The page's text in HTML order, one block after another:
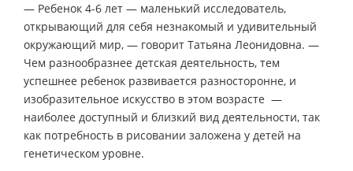
— Ребенок 4-6 лет — маленький исследователь,
открывающий для себя незнакомый и удивительный
окружающий мир, — говорит Татьяна Леонидовна. —
Чем разнообразнее детская деятельность, тем
успешнее ребенок развивается разносторонне, и
изобразительное искусство в этом возрасте —
наиболее доступный и близкий вид деятельности, так
как потребность в рисовании заложена у детей на
генетическом уровне.